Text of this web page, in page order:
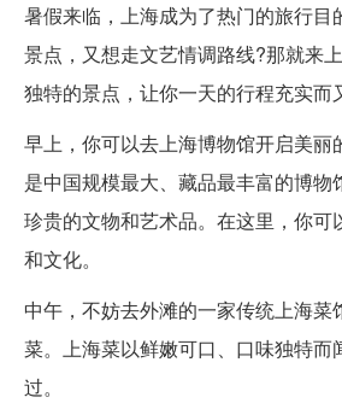
暑假来临，上海成为了热门的旅行目
景点，又想走文艺情调路线?那就来
独特的景点，让你一天的行程充实而
早上，你可以去上海博物馆开启美丽
是中国规模最大、藏品最丰富的博物
珍贵的文物和艺术品。在这里，你可
和文化。
中午，不妨去外滩的一家传统上海菜
菜。上海菜以鲜嫩可口、口味独特而
过。